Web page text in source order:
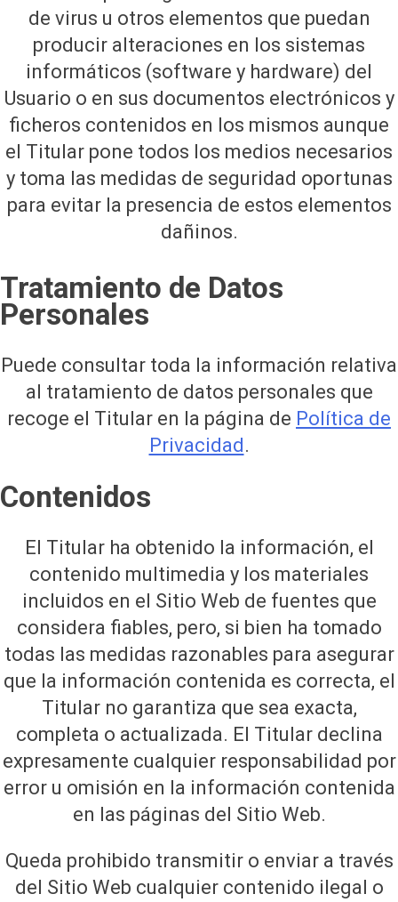
de virus u otros elementos que puedan
producir alteraciones en los sistemas
informáticos (software y hardware) del
Usuario o en sus documentos electrónicos y
ficheros contenidos en los mismos aunque
el Titular pone todos los medios necesarios
y toma las medidas de seguridad oportunas
para evitar la presencia de estos elementos
dañinos.
Tratamiento de Datos
Personales
Puede consultar toda la información relativa
al tratamiento de datos personales que
recoge el Titular en la página de Política de
Privacidad .
Contenidos
El Titular ha obtenido la información, el
contenido multimedia y los materiales
incluidos en el Sitio Web de fuentes que
considera fiables, pero, si bien ha tomado
todas las medidas razonables para asegurar
que la información contenida es correcta, el
Titular no garantiza que sea exacta,
completa o actualizada. El Titular declina
expresamente cualquier responsabilidad por
error u omisión en la información contenida
en las páginas del Sitio Web.
Queda prohibido transmitir o enviar a través
del Sitio Web cualquier contenido ilegal o